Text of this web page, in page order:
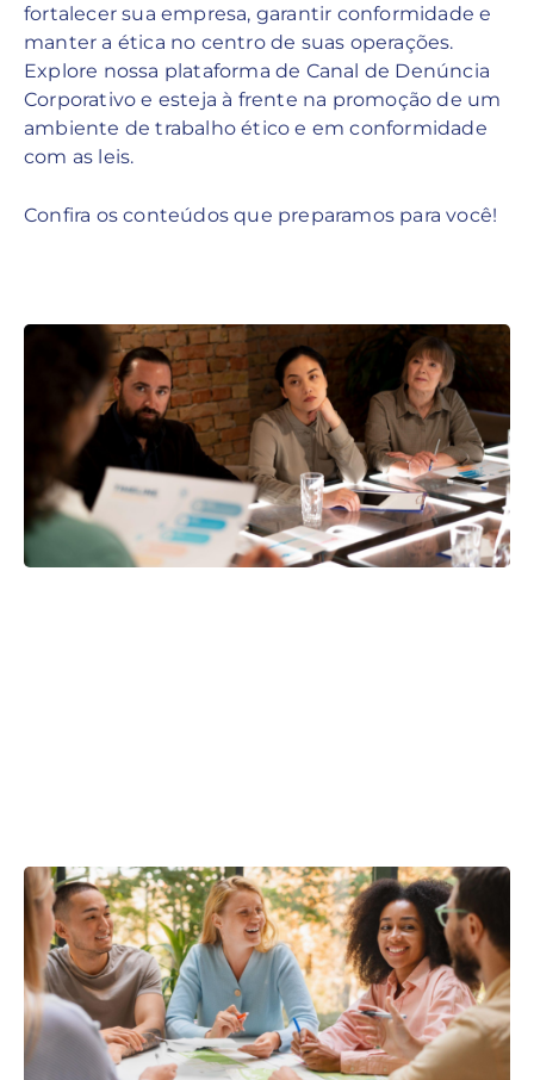
fortalecer sua empresa, garantir conformidade e
manter a ética no centro de suas operações.
Explore nossa plataforma de Canal de Denúncia
Corporativo e esteja à frente na promoção de um
ambiente de trabalho ético e em conformidade
com as leis.
Confira os conteúdos que preparamos para você!